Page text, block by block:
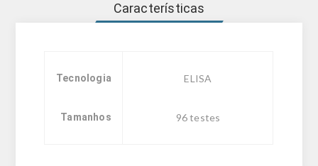
Características
Tecnologia ELISA
Tamanhos 96 testes